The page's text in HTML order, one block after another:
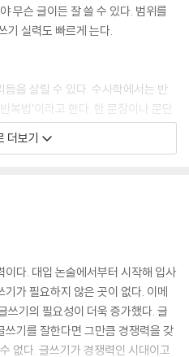
라
무슨 글이든 잘 쓸 수 있다. 범위를
기 실력도 빠르게 는다.
을 살릴 수 있다. 수사학에서는 반
복법’이라고 한다. 한 문장이나 문단
문장을 반복함으로써 감정적 호소의
에서 운율을 맞춰 흥을 돋우거나 뜻
적으로 유지할 수 있는 장점이 있
내려가기 때문에 무엇을 말하려 하
있다. 또한 끝에 가서 결론을 극적
적으로 붙잡아둘 수 있다. 미괄식은
. 중요 사항을 먼저 내세우는 두괄
더보기
다. 대입 논술에서부터 시작해 입사
가 필요하지 않은 곳이 없다. 이메
쓰기의 필요성이 더욱 증가했다. 글
기를 잘한다면 그만큼 경쟁력을 갖
없다. 글쓰기가 경쟁력인 시대이고